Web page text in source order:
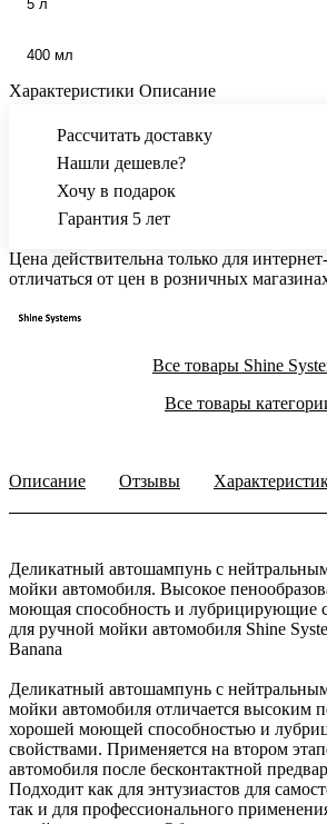
5 л
400 мл
Характеристики Описание
Рассчитать доставку
Нашли дешевле?
Хочу в подарок
Гарантия 5 лет
Цена действительна только для
отличаться от цен в розничных
Все товары Shine
Все товары
Описание Отзывы
Деликатный автошампунь с
мойки автомобиля. Высокое
моющая способность и лубрицирующие
для ручной мойки автомобиля Shine
Banana
Деликатный автошампунь с
мойки автомобиля отличается высоким
хорошей моющей способностью и
свойствами. Применяется на втором
автомобиля после бесконтактной
Подходит как для энтузиастов для
так и для профессионального